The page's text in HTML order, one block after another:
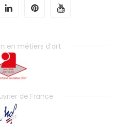
en métiers d’art
de France